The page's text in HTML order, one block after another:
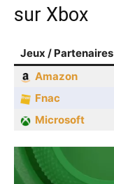
sur Xbox
Jeux / Partenaires
Amazon
Fnac
Microsoft